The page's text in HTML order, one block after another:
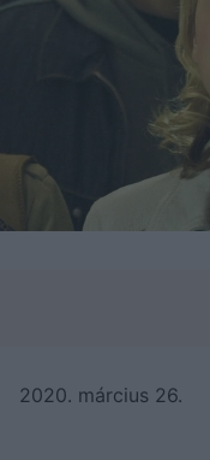
2020. március 26.